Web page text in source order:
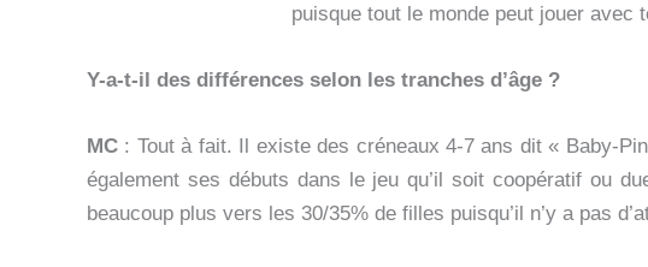
puisque tout le monde peut jouer avec
Y-a-t-il des différences selon les tranches d’âge ?
MC : Tout à fait. Il existe des créneaux 4-7 ans dit « Baby-
également ses débuts dans le jeu qu’il soit coopératif ou
beaucoup plus vers les 30/35% de filles puisqu’il n’y a pas